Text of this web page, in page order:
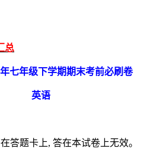
总
七年级下学期期末考前必刷卷
英语
答题卡上, 答在本试卷上无效。